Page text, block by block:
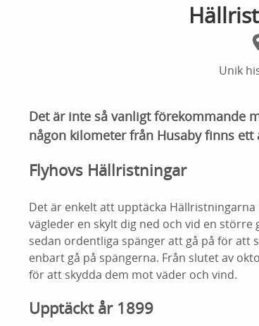
Unik
Det är inte så vanligt förekommande
någon kilometer från Husaby finns
Flyhovs Hällristningar
Det är enkelt att upptäcka
vägleder en skylt dig ned och vid en
sedan ordentliga spänger att gå på för att
enbart gå på spängerna. Från slutet av
för att skydda dem mot väder och vind.
Upptäckt år 1899